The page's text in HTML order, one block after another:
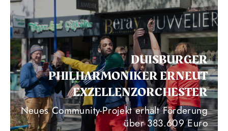
DUISBURGER
PHILHARMONIKER ERNEUT
EXZELLENZORCHESTER
Neues Community-Projekt erhält Förderung
über 383.609 Euro